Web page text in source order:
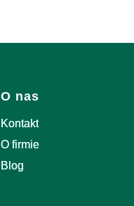
Linki w stopce
O nas
Kontakt
O firmie
Blog